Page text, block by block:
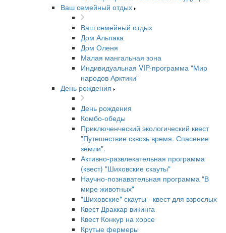
Ваш семейный отдых
Ваш семейный отдых
Дом Альпака
Дом Оленя
Малая мангальная зона
Индивидуальная VIP-программа "Мир
народов Арктики"
День рождения
День рождения
Комбо-обеды
Приключенческий экологический квест
"Путешествие сквозь время. Спасение
земли".
Активно-развлекательная программа
(квест) "Шиховские скауты"
Научно-познавательная программа "В
мире животных"
"Шиховские" скауты - квест для взрослых
Квест Драккар викинга
Квест Конкур на хорсе
Крутые фермеры